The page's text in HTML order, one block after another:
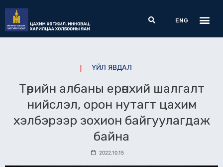
content
Search
ENG
ҮЙЛ ЯВДАЛ
Төрийн албаны ерөнхий шалгалт
нийслэл, орон нутагт цахим
хэлбэрээр зохион байгуулагдаж
байна
2022.10.15